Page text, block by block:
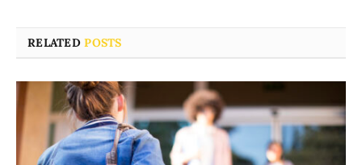
RELATEDPOSTS